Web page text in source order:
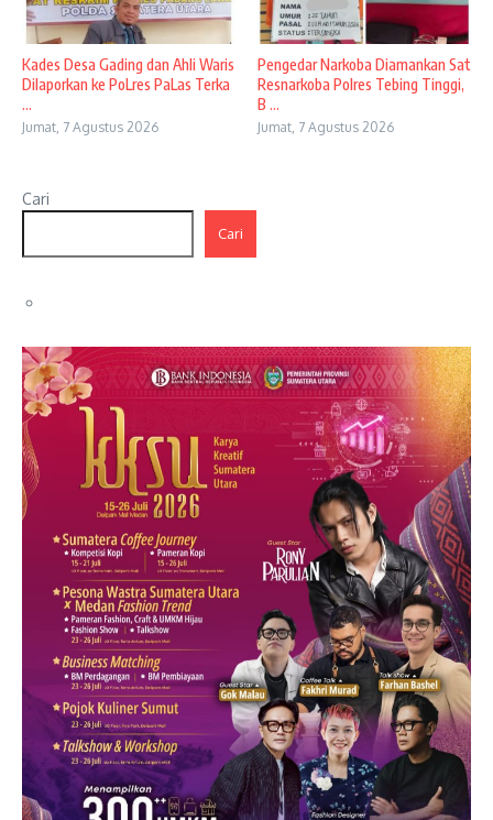
Kades Desa Gading dan Ahli Waris
Dilaporkan ke PoLres PaLas Terka
...
Jumat, 7 Agustus 2026
Pengedar Narkoba Diamankan Sat
Resnarkoba Polres Tebing Tinggi,
B ...
Jumat, 7 Agustus 2026
Cari
Cari